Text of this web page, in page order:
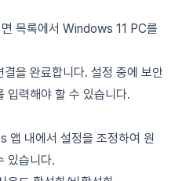
목록에서 Windows 11 PC를
을 완료합니다. 설정 중에 보안
입력해야 할 수 있습니다.
내에서 설정을 조정하여 원
있습니다.